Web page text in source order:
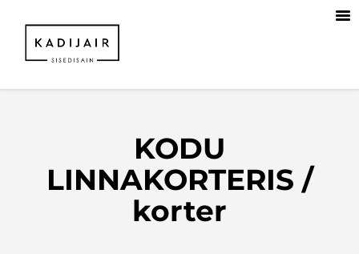
KODU
LINNAKORTERIS /
korter